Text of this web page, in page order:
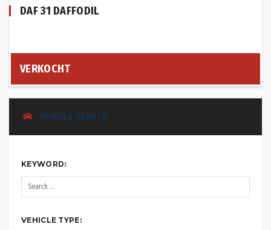
DAF 31 DAFFODIL
VERKOCHT
VEHICLE SEARCH
KEYWORD:
VEHICLE TYPE: